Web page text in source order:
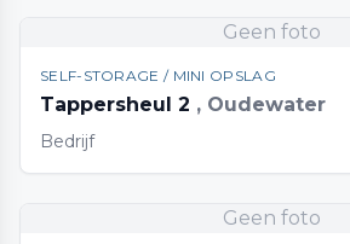
Geen foto
SELF-STORAGE / MINI OPSLAG
Tappersheul 2 , Oudewater
Bedrijf
Geen foto